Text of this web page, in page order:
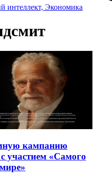
интеллект, Экономика
кампанию
участием «Самого